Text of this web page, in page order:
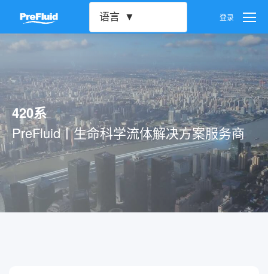
语言 登录
密码设置
账号注销
420系
PreFluid丨生命科学流体解决方案服务商